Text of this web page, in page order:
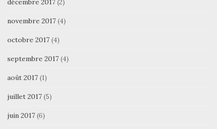
décembre 2017 (2)
novembre 2017 (4)
octobre 2017 (4)
septembre 2017 (4)
août 2017 (1)
juillet 2017 (5)
juin 2017 (6)